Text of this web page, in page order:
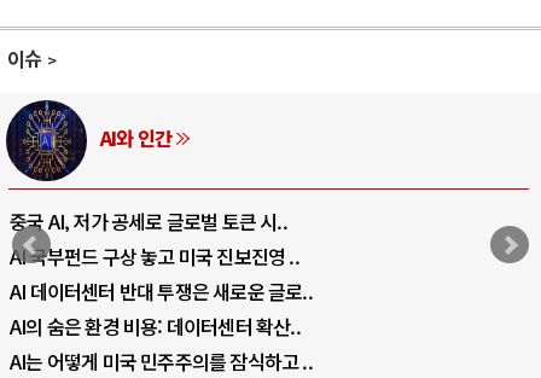
이슈
AI와 인간
중국 AI, 저가 공세로 글로벌 토큰 시..
AI 국부펀드 구상 놓고 미국 진보진영 ..
AI 데이터센터 반대 투쟁은 새로운 글로..
AI의 숨은 환경 비용: 데이터센터 확산..
AI는 어떻게 미국 민주주의를 잠식하고 ..